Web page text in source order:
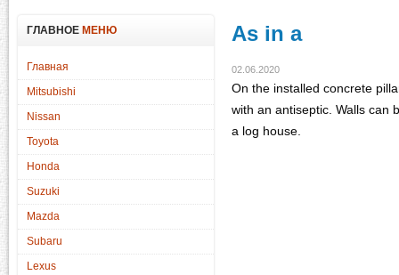
ГЛАВНОЕ МЕНЮ
Главная
Mitsubishi
Nissan
Toyota
Honda
Suzuki
Mazda
Subaru
Lexus
As in a
02.06.2020
On the installed concrete
with an antiseptic. Walls can
a log house.